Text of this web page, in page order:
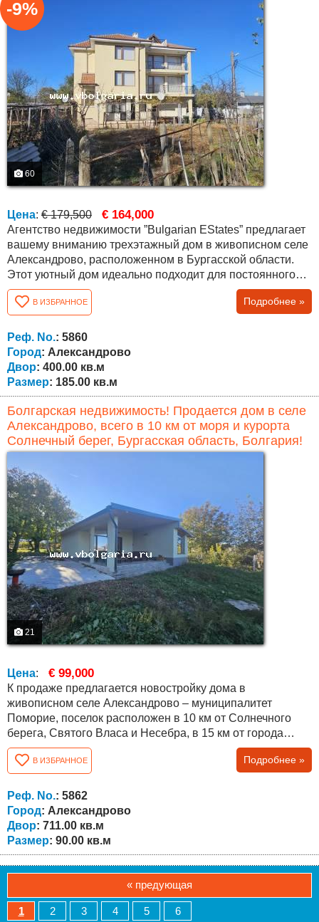
60
-9%
Цена: € 179,500 € 164,000
Агентство недвижимости ”Bulgarian EStates” предлагает
вашему вниманию трехэтажный дом в живописном селе
Александрово, расположенном в Бургасской области.
Этот уютный дом идеально подходит для постоянного
проживания, отдыха в выходные дни, а также для
инвестирования с целью сдачи в аренду туристам и
работающему персоналу! Общая площадь объекта
составляет 185 кв.м. и двор площадью 400 кв.м. ЕСТЬ
ВОЗМОЖНОСТЬ ПРИОБРЕСТИ ЕЩЕ 400 КВ.М. ПО...
В ИЗБРАННОЕ Подробнее »
Реф. No.: 5860
Город: Александрово
Двор: 400.00 кв.м
Размер: 185.00 кв.м
Болгарская недвижимость! Продается дом в селе
Александрово, всего в 10 км от моря и курорта
Солнечный берег, Бургасская область, Болгария!
21
Цена: € 99,000
К продаже предлагается новостройку дома в
живописном селе Александрово – муниципалитет
Поморие, поселок расположен в 10 км от Солнечного
берега, Святого Власа и Несебра, в 15 км от города
Поморие и в 25 км от города Бургас, Болгария! Дом
отделан и оформлен по болгарскому госстандарту (на
этапе без внутренней отделки), есть о тдельные счета на
электричество и воду и собственный двор 711 м 2 .
Подъезд к дому по асфальтированной дороге....
В ИЗБРАННОЕ Подробнее »
Реф. No.: 5862
Город: Александрово
Двор: 711.00 кв.м
Размер: 90.00 кв.м
« предующая
1 2 3 4 5 6